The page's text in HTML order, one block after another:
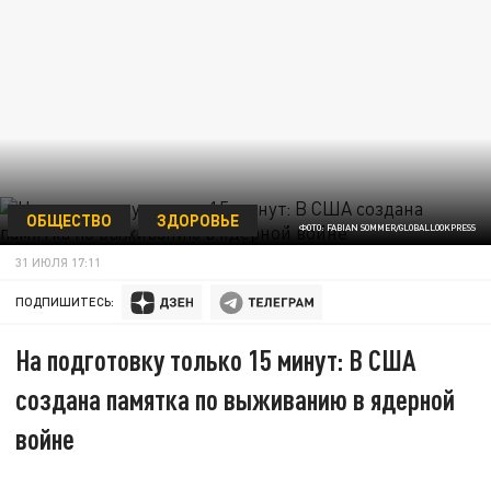
ФОТО: FABIAN SOMMER/GLOBALLOOKPRESS
ОБЩЕСТВО ЗДОРОВЬЕ
31 ИЮЛЯ 17:11
ПОДПИШИТЕСЬ:
На подготовку только 15 минут: В США
создана памятка по выживанию в ядерной
войне